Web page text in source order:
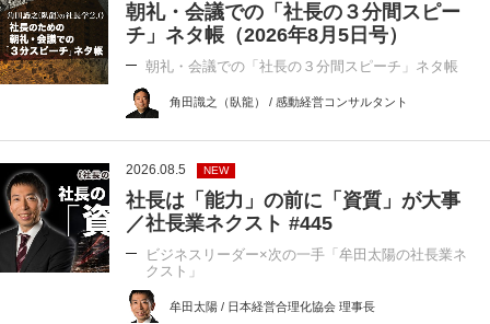
朝礼・会議での「社長の３分間スピー
チ」ネタ帳（2026年8月5日号）
朝礼・会議での「社長の３分間スピーチ」ネタ帳
角田識之（臥龍） / 感動経営コンサルタント
2026.08.5 NEW
社長は「能力」の前に「資質」が大事
／社長業ネクスト #445
ビジネスリーダー×次の一手「牟田太陽の社長業ネ
クスト」
牟田太陽 / 日本経営合理化協会 理事長